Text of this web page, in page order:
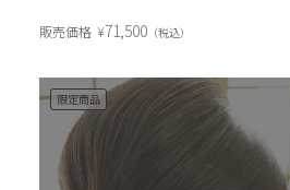
販売価格 ¥71,500 税込
限定商品